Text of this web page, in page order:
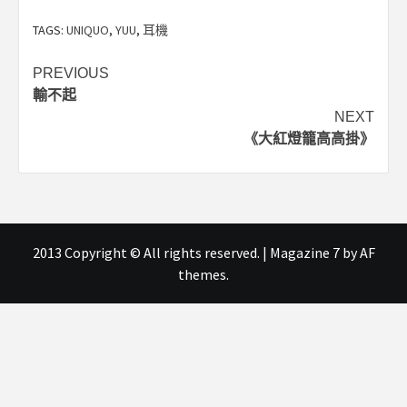
TAGS: UNIQUO, YUU, 耳機
Post
navigation
PREVIOUS
輸不起
NEXT
《大紅燈籠高高掛》
2013 Copyright © All rights reserved. | Magazine 7by AF
themes.